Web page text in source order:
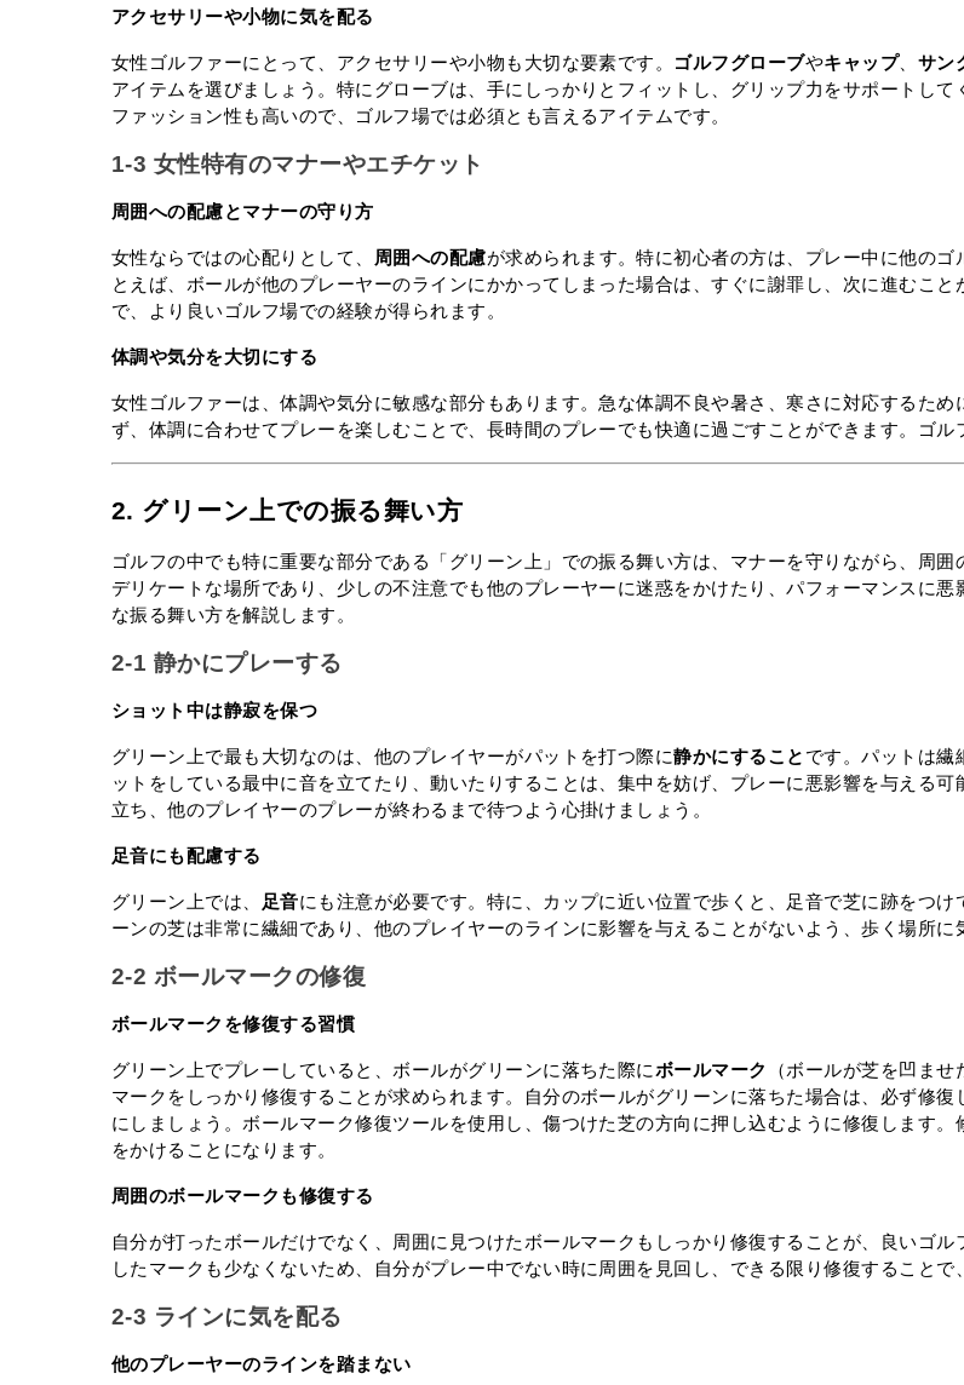
アクセサリーや小物に気を配る
女性ゴルファーにとって、アクセサリーや小物も大切な要素です。 ゴルフグローブやキャップ、 サン
アイテムを選びましょう。特にグローブは、手にしっかりとフィットし、グリップ力をサポートし
ファッション性も高いので、ゴルフ場では必須とも言えるアイテムです。
1-3 女性特有のマナーやエチケット
周囲への配慮とマナーの守り方
女性ならではの心配りとして、 周囲への配慮が求められます。特に初心者の方は、プレー中に他の
とえば、ボールが他のプレーヤーのラインにかかってしまった場合は、すぐに謝罪し、次に進むこ
で、より良いゴルフ場での経験が得られます。
体調や気分を大切にする
女性ゴルファーは、体調や気分に敏感な部分もあります。急な体調不良や暑さ、寒さに対応するため
ず、体調に合わせてプレーを楽しむことで、長時間のプレーでも快適に過ごすことができます。ゴル
2. グリーン上での振る舞い方
ゴルフの中でも特に重要な部分である「グリーン上」での振る舞い方は、マナーを守りながら、周
デリケートな場所であり、少しの不注意でも他のプレーヤーに迷惑をかけたり、パフォーマンスに
な振る舞い方を解説します。
2-1 静かにプレーする
ショット中は静寂を保つ
グリーン上で最も大切なのは、他のプレイヤーがパットを打つ際に静かにすること です。パットは繊
ットをしている最中に音を立てたり、動いたりすることは、集中を妨げ、プレーに悪影響を与える
立ち、他のプレイヤーのプレーが終わるまで待つよう心掛けましょう。
足音にも配慮する
グリーン上では、 足音にも注意が必要です。特に、カップに近い位置で歩くと、足音で芝に跡をつ
ーンの芝は非常に繊細であり、他のプレイヤーのラインに影響を与えることがないよう、歩く場所に
2-2 ボールマークの修復
ボールマークを修復する習慣
グリーン上でプレーしていると、ボールがグリーンに落ちた際にボールマーク
（ボールが芝を凹ま
マークをしっかり修復することが求められます。自分のボールがグリーンに落ちた場合は、必ず修
にしましょう。ボールマーク修復ツールを使用し、傷つけた芝の方向に押し込むように修復します
をかけることになります。
周囲のボールマークも修復する
自分が打ったボールだけでなく、周囲に見つけたボールマークもしっかり修復することが、良いゴ
したマークも少なくないため、自分がプレー中でない時に周囲を見回し、できる限り修復することで
2-3 ラインに気を配る
他のプレーヤーのラインを踏まない